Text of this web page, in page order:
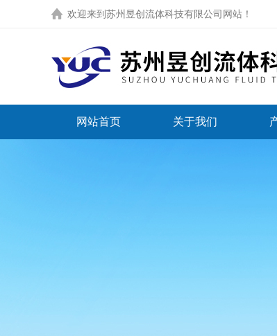
欢迎来到 苏州昱创流体科技有限公司网站 ！
网站首页 关于我们